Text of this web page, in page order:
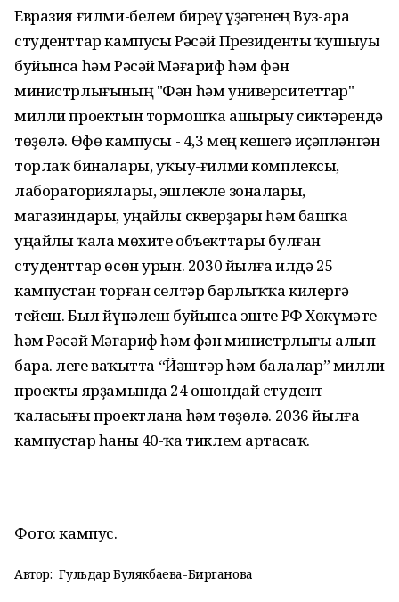
Евразия ғилми-белем биреү үҙәгенең Вуз-ара
студенттар кампусы Рәсәй Президенты ҡушыуы
буйынса һәм Рәсәй Мәғариф һәм фән
министрлығының "Фән һәм университеттар"
милли проектын тормошҡа ашырыу сиктәрендә
төҙөлә. Өфө кампусы - 4,3 мең кешегә иҫәпләнгән
торлаҡ биналары, уҡыу-ғилми комплексы,
лабораториялары, эшлекле зоналары,
магазиндары, уңайлы скверҙары һәм башҡа
уңайлы ҡала мөхите объекттары булған
студенттар өсөн урын. 2030 йылға илдә 25
кампустан торған селтәр барлыҡҡа килергә
тейеш. Был йүнәлеш буйынса эште РФ Хөкүмәте
һәм Рәсәй Мәғариф һәм фән министрлығы алып
бара. Әлеге ваҡытта “Йәштәр һәм балалар” милли
проекты ярҙамында 24 ошондай студент
ҡаласығы проектлана һәм төҙөлә. 2036 йылға
кампустар һаны 40-ҡа тиклем артасаҡ.
Фото: кампус.
Автор: Гульдар Булякбаева-Бирганова